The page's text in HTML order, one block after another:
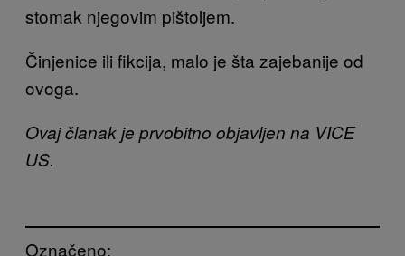
stomak njegovim pištoljem.
Činjenice ili fikcija, malo je šta zajebanije od
ovoga.
Ovaj članak je prvobitno objavljen na VICE
US.
Označeno: